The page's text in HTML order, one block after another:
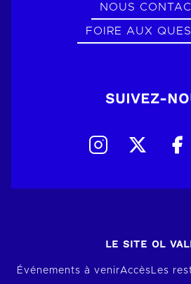
NOUS
FOIRE AUX
SUIVEZ-
LE SITE OL
Événements à venirAccèsLes